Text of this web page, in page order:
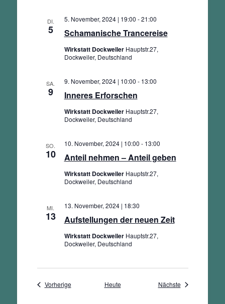
DI.
5 Schamanische Trancereise
5. November, 2024 | 19:00 -21:00
Wirkstatt Dockweiler Hauptstr.27,
Dockweiler, Deutschland
SA.
9 Inneres Erforschen
9. November, 2024 | 10:00 - 13:00
Wirkstatt Dockweiler Hauptstr.27,
Dockweiler, Deutschland
SO.
10 Anteil nehmen – Anteil geben
10. November, 2024 | 10:00 - 13:00
Wirkstatt Dockweiler Hauptstr.27,
Dockweiler, Deutschland
MI.
13 Aufstellungen der neuen Zeit
13. November, 2024 | 18:30
Wirkstatt Dockweiler Hauptstr.27,
Dockweiler, Deutschland
VorherigeVeranstaltungen
Heute NächsteVeranstaltungen